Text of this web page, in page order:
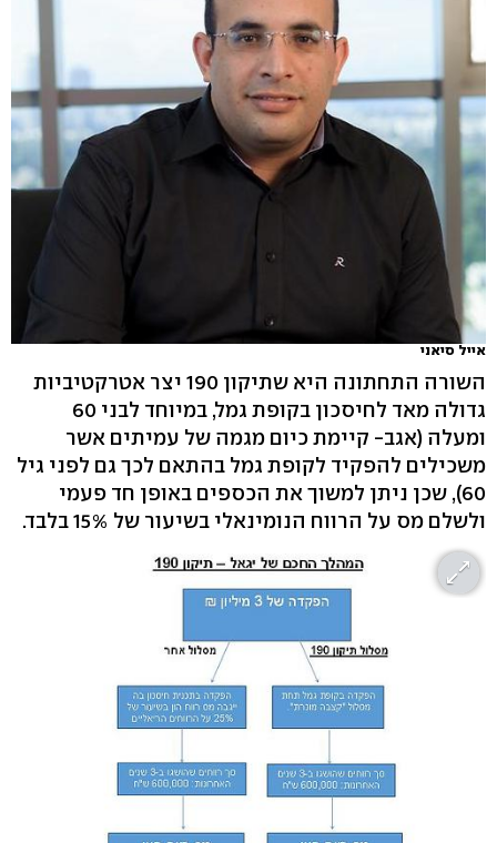
אייל סיאני
השורה התחתונה היא שתיקון 190 יצר אטרקטיביות
גדולה מאד לחיסכון בקופת גמל, במיוחד לבני 60
ומעלה (אגב- קיימת כיום מגמה של עמיתים אשר
משכילים להפקיד לקופת גמל בהתאם לכך גם לפני גיל
60), שכן ניתן למשוך את הכספים באופן חד פעמי
ולשלם מס על הרווח הנומינאלי בשיעור של 15% בלבד.